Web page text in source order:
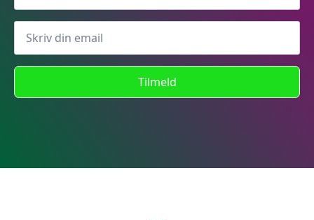
Tilmeld